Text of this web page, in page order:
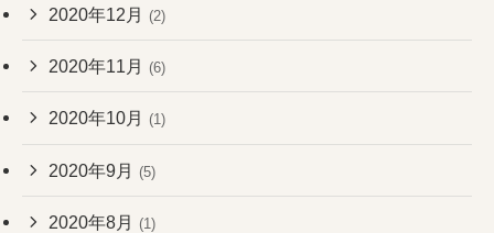
2020年12月 (2)
2020年11月 (6)
2020年10月 (1)
2020年9月 (5)
2020年8月 (1)